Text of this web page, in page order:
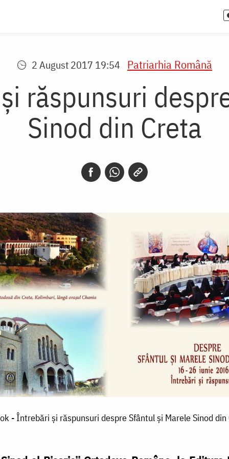
2 August 2017 19:54 Patriarhia Română
răspunsuri
Sinod din Creta
- Întrebări și răspunsuri despre Sfântul și Marele Sinod din